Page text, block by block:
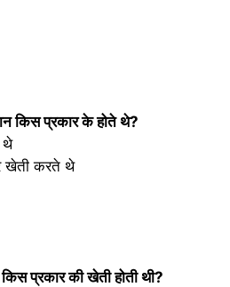
किस प्रकार के होते थे?
थे
खेती करते थे
प्रकार की खेती होती थी?